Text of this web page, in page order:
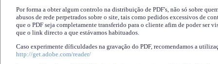
Por forma a obter algum controlo na distribuição de PDF's, não só sobre
abusos de rede perpetrados sobre o site, tais como pedidos excessivos de
que o PDF seja completamente transferido para o cliente afim de poder ser
que o link directo a que estávamos habituados.
Caso experimente díficuldades na gravação do PDF, recomendamos a
http://get.adobe.com/reader/